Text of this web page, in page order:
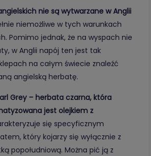
nie są wytwarzane w Anglii
niemożliwe w tych warunkach
Pomimo jednak, że na wyspach nie
w Anglii napój ten jest tak
na całym świecie znaleźć
angielską herbatę.
Grey – herbata czarna, która
jest olejkiem z
się specyficznym
który kojarzy się wyłącznie z
popołudniową. Można pić ją z